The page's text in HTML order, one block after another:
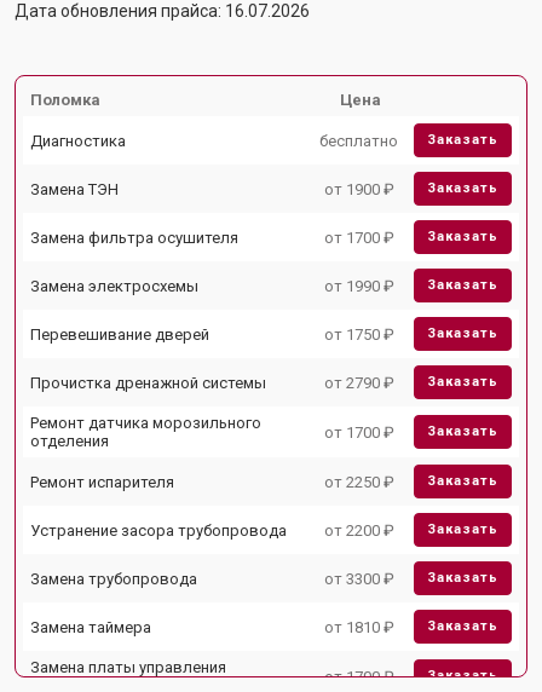
Дата обновления прайса: 16.07.2026
Поломка Цена
Диагностика бесплатно Заказать
Замена ТЭН от 1900 ₽ Заказать
Замена фильтра осушителя от 1700 ₽ Заказать
Замена электросхемы от 1990 ₽ Заказать
Перевешивание дверей от 1750 ₽ Заказать
Прочистка дренажной системы от 2790 ₽ Заказать
Ремонт датчика морозильного
отделения
от 1700 ₽ Заказать
Ремонт испарителя от 2250 ₽ Заказать
Устранение засора трубопровода от 2200 ₽ Заказать
Замена трубопровода от 3300 ₽ Заказать
Замена таймера от 1810 ₽ Заказать
Замена платы управления
от 1700 ₽ Заказать